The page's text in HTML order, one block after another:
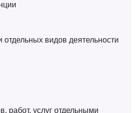
видов деятельности
работ, услуг отдельными